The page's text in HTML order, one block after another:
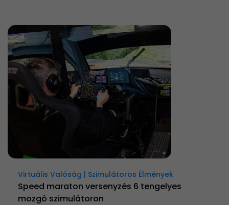
Virtuális Valóság | Szimulátoros Élmények
Speed maraton versenyzés 6 tengelyes
mozgó szimulátoron